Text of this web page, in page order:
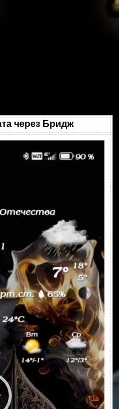
через Бридж